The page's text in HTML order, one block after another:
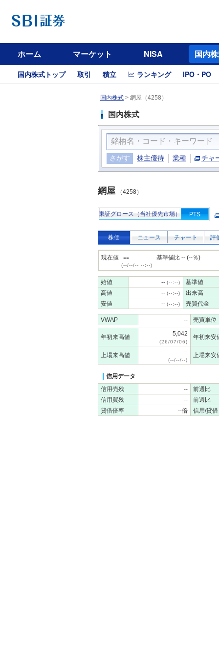
ホーム マーケット NISA 国内
国内株式トップ 取引 積立 ランキング IPO・PO
国内株式 > 網屋（4258）
国内株式
さがす 株主優待 業種 チャ
網屋 （4258）
東証グロース（当社優先市場） PTS
株価 ニュース チャート 評
現在値 --
(--/--/-- --:--)
基準値比 -- (--％)
始値 -- (--:--)
基準値
高値
-- (--:--)
出来高
安値
-- (--:--) 売買代金
VWAP -- 売買単位
年初来高値 5,042
(26/07/06)
年初来安
上場来高値 --
(--/--/--)
上場来安
信用データ
信用売残
--
前週比
信用買残
--
前週比
貸借倍率
--倍 信用/貸借